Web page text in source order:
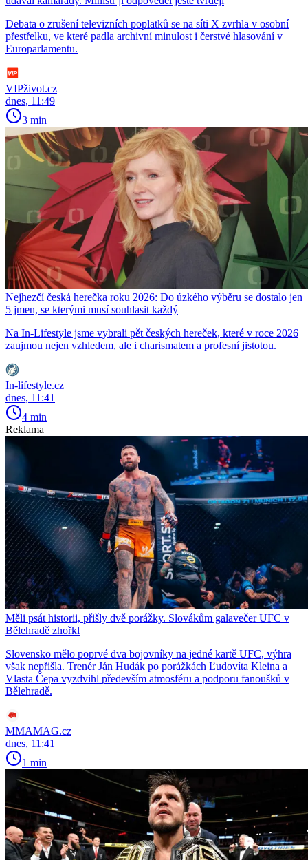
Debata o zrušení televizních poplatků se na síti X zvrhla v osobní
přestřelku, ve které padla archivní minulost i čerstvé hlasování v
Europarlamentu.
VIPživot.cz
dnes, 11:49
3 min
Nejhezčí česká herečka roku 2026: Do úzkého výběru se dostalo jen
5 jmen, se kterými musí souhlasit každý
Na In-Lifestyle jsme vybrali pět českých hereček, které v roce 2026
zaujmou nejen vzhledem, ale i charismatem a profesní jistotou.
In-lifestyle.cz
dnes, 11:41
4 min
Reklama
Měli psát historii, přišly dvě porážky. Slovákům galavečer UFC v
Bělehradě zhořkl
Slovensko mělo poprvé dva bojovníky na jedné kartě UFC, výhra
však nepřišla. Trenér Ján Hudák po porážkách Ľudovíta Kleina a
Vlasta Čepa vyzdvihl především atmosféru a podporu fanoušků v
Bělehradě.
MMAMAG.cz
dnes, 11:41
1 min